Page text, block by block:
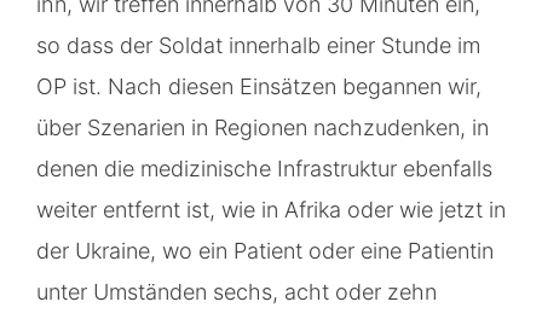
so dass der Soldat innerhalb einer Stunde im
OP ist. Nach diesen Einsätzen begannen wir,
über Szenarien in Regionen nachzudenken, in
denen die medizinische Infrastruktur ebenfalls
weiter entfernt ist, wie in Afrika oder wie jetzt in
der Ukraine, wo ein Patient oder eine Patientin
unter Umständen sechs, acht oder zehn